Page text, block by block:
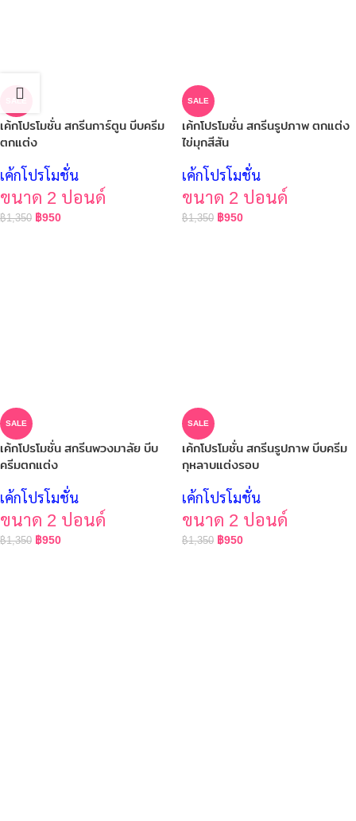
SALE
เค้กโปรโมชั่น สกรีนการ์ตูน บีบครีม
ตกแต่ง
เค้กโปรโมชั่น
ขนาด 2 ปอนด์
฿1,350 ฿950
SALE
เค้กโปรโมชั่น สกรีนรูปภาพ ตกแต่ง
ไข่มุกสีสัน
เค้กโปรโมชั่น
ขนาด 2 ปอนด์
฿1,350 ฿950
SALE
เค้กโปรโมชั่น สกรีนพวงมาลัย บีบ
ครีมตกแต่ง
เค้กโปรโมชั่น
ขนาด 2 ปอนด์
฿1,350 ฿950
SALE
เค้กโปรโมชั่น สกรีนรูปภาพ บีบครีม
กุหลาบแต่งรอบ
เค้กโปรโมชั่น
ขนาด 2 ปอนด์
฿1,350 ฿950